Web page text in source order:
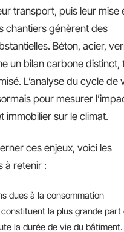
transport, puis leur mise
chantiers génèrent des
Béton, acier,
un bilan carbone distinct,
L’analyse du cycle de
pour mesurer
immobilier sur le climat.
ces enjeux, voici les
à retenir :
dues à la consommation
la plus grande part
la durée de vie du bâtiment.